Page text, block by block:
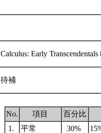
Calculus: Early
待補
No. 項目 百分比
1.
平常 30%